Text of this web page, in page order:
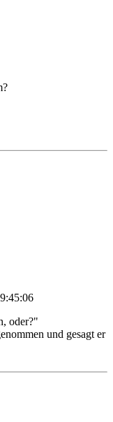
oder?"
und gesagt er